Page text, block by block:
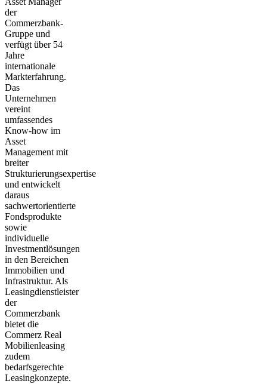
der
Commerzbank-
Gruppe und
verfügt über 54
Jahre
internationale
Markterfahrung.
Das
Unternehmen
vereint
umfassendes
Know-how im
Asset
Management mit
breiter
Strukturierungsexpertise
und entwickelt
daraus
sachwertorientierte
Fondsprodukte
sowie
individuelle
Investmentlösungen
in den Bereichen
Immobilien und
Infrastruktur. Als
Leasingdienstleister
der
Commerzbank
bietet die
Commerz Real
Mobilienleasing
zudem
bedarfsgerechte
Leasingkonzepte.